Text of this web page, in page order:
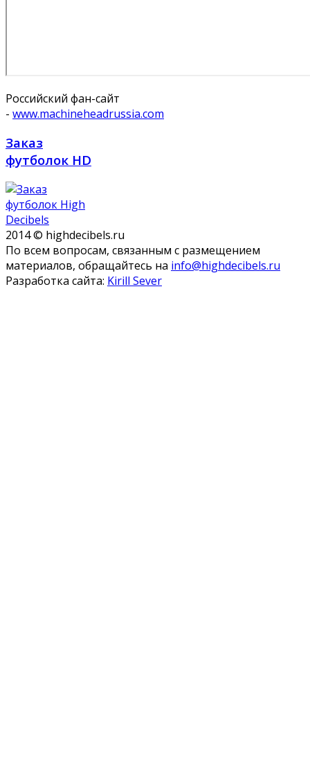
Российский фан-сайт
- www.machineheadrussia.com
Заказ
футболок HD
2014 © highdecibels.ru
По всем вопросам, связанным с размещением
материалов, обращайтесь на info@highdecibels.ru
Разработка сайта: Kirill Sever